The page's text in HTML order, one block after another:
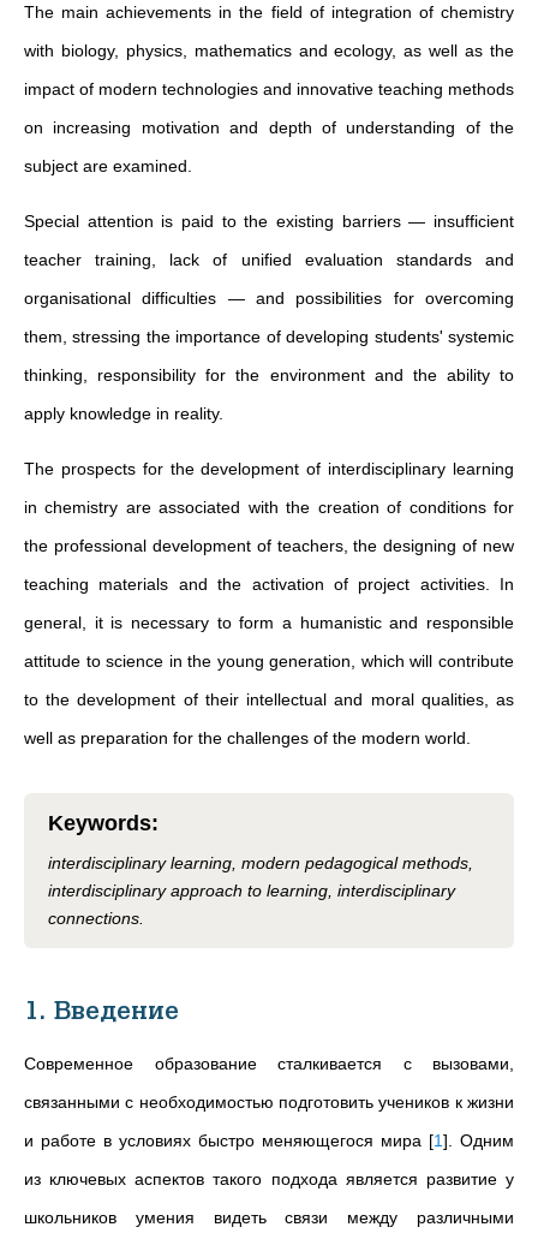
The main achievements in the field of integration of chemistry
with biology, physics, mathematics and ecology, as well as the
impact of modern technologies and innovative teaching methods
on increasing motivation and depth of understanding of the
subject are examined.
Special attention is paid to the existing barriers — insufficient
teacher training, lack of unified evaluation standards and
organisational difficulties — and possibilities for overcoming
them, stressing the importance of developing students' systemic
thinking, responsibility for the environment and the ability to
apply knowledge in reality.
The prospects for the development of interdisciplinary learning
in chemistry are associated with the creation of conditions for
the professional development of teachers, the designing of new
teaching materials and the activation of project activities. In
general, it is necessary to form a humanistic and responsible
attitude to science in the young generation, which will contribute
to the development of their intellectual and moral qualities, as
well as preparation for the challenges of the modern world.
Keywords:
interdisciplinary learning, modern pedagogical methods,
interdisciplinary approach to learning, interdisciplinary
connections.
1. Введение
Современное образование сталкивается с вызовами,
связанными с необходимостью подготовить учеников к жизни
и работе в условиях быстро меняющегося мира [1] . Одним
из ключевых аспектов такого подхода является развитие у
школьников умения видеть связи между различными